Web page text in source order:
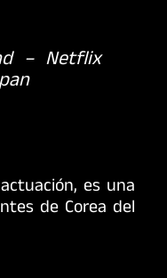
– Netflix
es una
de Corea del